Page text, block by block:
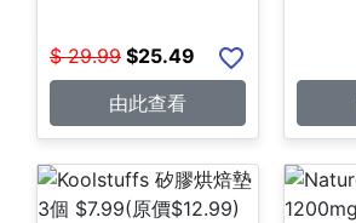
$ 29.99 $25.49
由此查看